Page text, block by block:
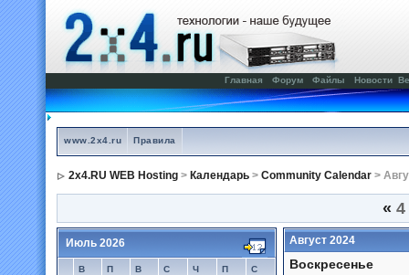
Главная Форум Файлы Новости
www.2x4.ru Правила
2x4.RU WEB Hosting > Календарь > Community Calendar >
« 4
Июль 2026
В П В С Ч П С
Август 2024
Воскресенье